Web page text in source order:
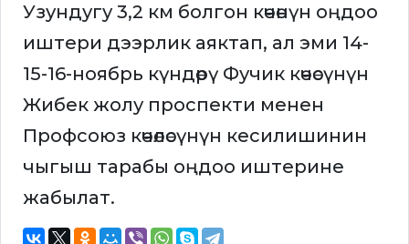
Узундугу 3,2 км болгон көчөнүн оңдоо
иштери дээрлик аяктап, ал эми 14-
15-16-ноябрь күндөрү Фучик көчөсүнүн
Жибек жолу проспекти менен
Профсоюз көчөлөсүнүн кесилишинин
чыгыш тарабы оңдоо иштерине
жабылат.